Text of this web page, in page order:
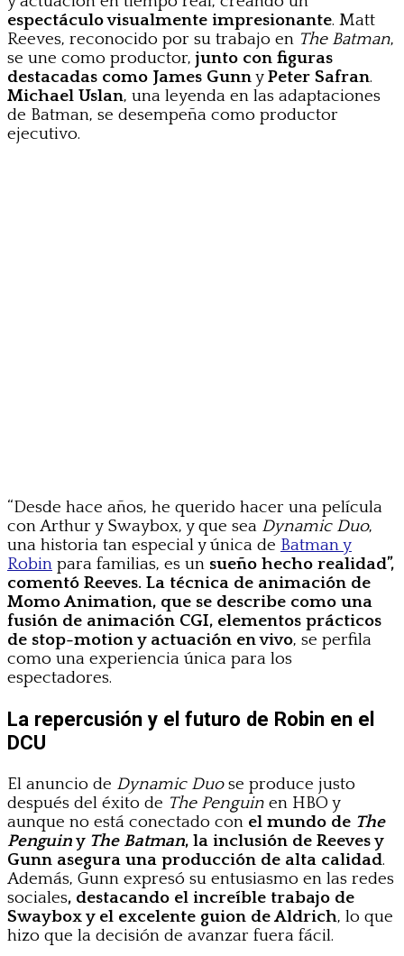
espectáculo visualmente impresionante. Matt
Reeves, reconocido por su trabajo en The Batman,
se une como productor, junto con figuras
destacadas como James GunnyPeter Safran.
Michael Uslan, una leyenda en las adaptaciones
de Batman, se desempeña como productor
ejecutivo.
“Desde hace años, he querido hacer una película
con Arthur y Swaybox, y que sea Dynamic Duo,
una historia tan especial y única de Batman y
Robin para familias, es un sueño hecho realidad”,
comentó Reeves. La técnica de animación de
Momo Animation, que se describe como una
fusión de animación CGI, elementos prácticos
de stop-motion y actuación en vivo, se perfila
como una experiencia única para los
espectadores.
La repercusión y el futuro de Robin en el
DCU
El anuncio de Dynamic Duose produce justo
después del éxito de The Penguin en HBO y
aunque no está conectado con el mundo de The
Penguiny The Batman, la inclusión de Reeves y
Gunn asegura una producción de alta calidad.
Además, Gunn expresó su entusiasmo en las redes
sociales, destacando el increíble trabajo de
Swaybox y el excelente guion de Aldrich, lo que
hizo que la decisión de avanzar fuera fácil.